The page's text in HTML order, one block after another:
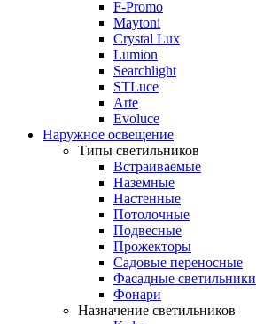
F-Promo
Maytoni
Crystal Lux
Lumion
Searchlight
STLuce
Arte
Evoluce
Наружное освещение
Типы светильников
Встраиваемые
Наземные
Настенные
Потолочные
Подвесные
Прожекторы
Садовые переносные
Фасадные светильники
Фонари
Назначение светильников